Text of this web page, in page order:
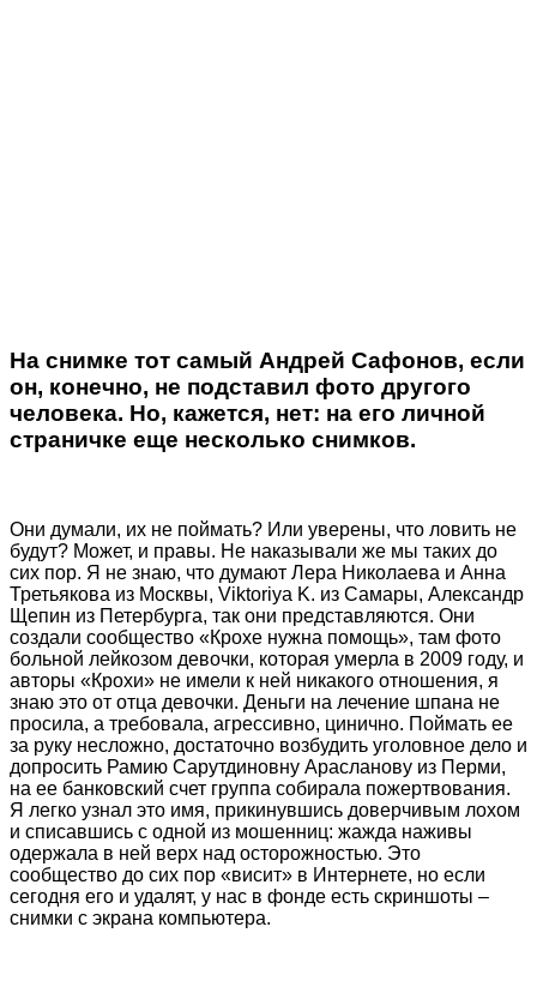
На снимке тот самый Андрей Сафонов, если
он, конечно, не подставил фото другого
человека. Но, кажется, нет: на его личной
страничке еще несколько снимков.
Они думали, их не поймать? Или уверены, что ловить не
будут? Может, и правы. Не наказывали же мы таких до
сих пор. Я не знаю, что думают Лера Николаева и Анна
Третьякова из Москвы, Viktoriya K. из Самары, Александр
Щепин из Петербурга, так они представляются. Они
создали сообщество «Крохе нужна помощь», там фото
больной лейкозом девочки, которая умерла в 2009 году, и
авторы «Крохи» не имели к ней никакого отношения, я
знаю это от отца девочки. Деньги на лечение шпана не
просила, а требовала, агрессивно, цинично. Поймать ее
за руку несложно, достаточно возбудить уголовное дело и
допросить Рамию Сарутдиновну Арасланову из Перми,
на ее банковский счет группа собирала пожертвования.
Я легко узнал это имя, прикинувшись доверчивым лохом
и списавшись с одной из мошенниц: жажда наживы
одержала в ней верх над осторожностью. Это
сообщество до сих пор «висит» в Интернете, но если
сегодня его и удалят, у нас в фонде есть скриншоты –
снимки с экрана компьютера.